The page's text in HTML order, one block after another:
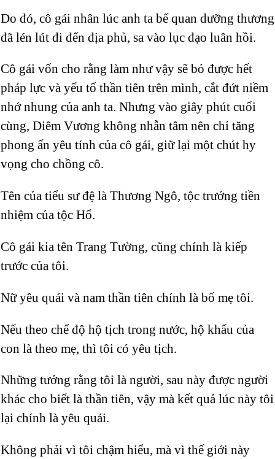
Do đó, cô gái nhân lúc anh ta bế quan dưỡng thương
đã lén lút đi đến địa phủ, sa vào lục đạo luân hồi.
Cô gái vốn cho rằng làm như vậy sẽ bỏ được hết
pháp lực và yếu tố thần tiên trên mình, cắt đứt niềm
nhớ nhung của anh ta. Nhưng vào giây phút cuối
cùng, Diêm Vương không nhẫn tâm nên chỉ tăng
phong ấn yêu tính của cô gái, giữ lại một chút hy
vọng cho chồng cô.
Tên của tiểu sư đệ là Thương Ngô, tộc trưởng tiền
nhiệm của tộc Hổ.
Cô gái kia tên Trang Tường, cũng chính là kiếp
trước của tôi.
Nữ yêu quái và nam thần tiên chính là bố mẹ tôi.
Nếu theo chế độ hộ tịch trong nước, hộ khẩu của
con là theo mẹ, thì tôi có yêu tịch.
Những tưởng rằng tôi là người, sau này được người
khác cho biết là thần tiên, vậy mà kết quả lúc này tôi
lại chính là yêu quái.
Không phải vì tôi chậm hiểu, mà vì thế giới này